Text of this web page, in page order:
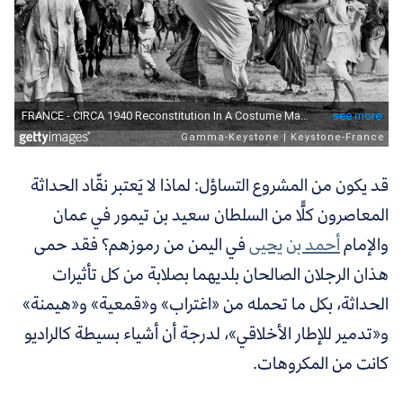
قد يكون من المشروع التساؤل: لماذا لا يَعتبر نقّاد الحداثة
المعاصرون كلًّا من السلطان سعيد بن تيمور في عمان
والإمامأحمد بن يحيىفي اليمنمن رموزهم؟ فقد حمى
هذان الرجلان الصالحان بلديهما بصلابة من كل تأثيرات
الحداثة، بكل ما تحمله من «اغتراب» و«قمعية» و«هيمنة»
و«تدمير للإطار الأخلاقي»، لدرجة أن أشياء بسيطة كالراديو
كانت من المكروهات.